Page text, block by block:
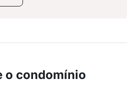
o condomínio